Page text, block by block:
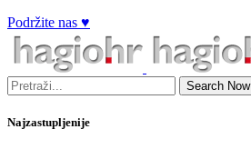
Podržite nas ♥
Search Now
Najzastupljenije